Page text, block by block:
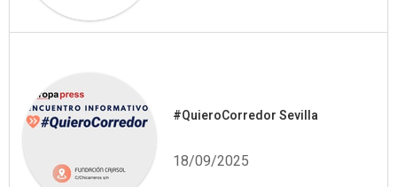
#QuieroCorredor Sevilla
18/09/2025